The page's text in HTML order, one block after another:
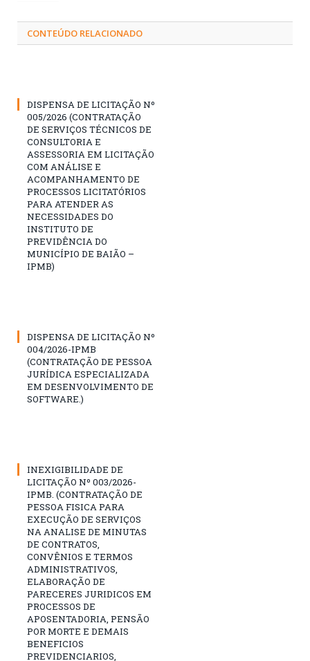
CONTEÚDO RELACIONADO
DISPENSA DE LICITAÇÃO Nº
005/2026 (CONTRATAÇÃO
DE SERVIÇOS TÉCNICOS DE
CONSULTORIA E
ASSESSORIA EM LICITAÇÃO
COM ANÁLISE E
ACOMPANHAMENTO DE
PROCESSOS LICITATÓRIOS
PARA ATENDER AS
NECESSIDADES DO
INSTITUTO DE
PREVIDÊNCIA DO
MUNICÍPIO DE BAIÃO –
IPMB)
DISPENSA DE LICITAÇÃO Nº
004/2026-IPMB
(CONTRATAÇÃO DE PESSOA
JURÍDICA ESPECIALIZADA
EM DESENVOLVIMENTO DE
SOFTWARE.)
INEXIGIBILIDADE DE
LICITAÇÃO Nº 003/2026-
IPMB. (CONTRATAÇÃO DE
PESSOA FISICA PARA
EXECUÇÃO DE SERVIÇOS
NA ANALISE DE MINUTAS
DE CONTRATOS,
CONVÊNIOS E TERMOS
ADMINISTRATIVOS,
ELABORAÇÃO DE
PARECERES JURIDICOS EM
PROCESSOS DE
APOSENTADORIA, PENSÃO
POR MORTE E DEMAIS
BENEFICIOS
PREVIDENCIARIOS,